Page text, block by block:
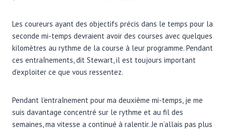
Les coureurs ayant des objectifs précis dans le temps pour la
seconde mi-temps devraient avoir des courses avec quelques
kilomètres au rythme de la course à leur programme. Pendant
ces entraînements, dit Stewart, il est toujours important
d’exploiter ce que vous ressentez.
Pendant l’entraînement pour ma deuxième mi-temps, je me
suis davantage concentré sur le rythme et au fil des
semaines, ma vitesse a continué à ralentir. Je n’allais pas plus